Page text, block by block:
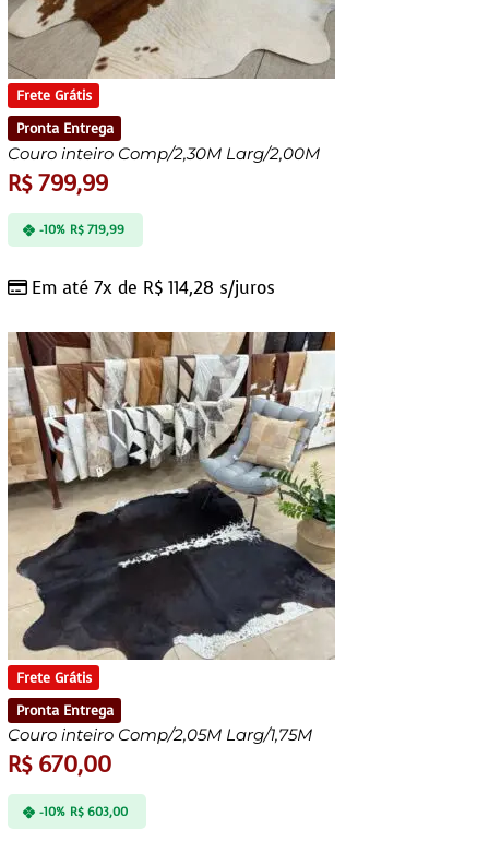
Frete Grátis
Pronta Entrega
Couro inteiro Comp/2,30M Larg/2,00M
R$799,99
Em até 7x de R$ 114,28 s/juros
-10% R$719,99
Frete Grátis
Pronta Entrega
Couro inteiro Comp/2,05M Larg/1,75M
R$670,00
-10% R$603,00